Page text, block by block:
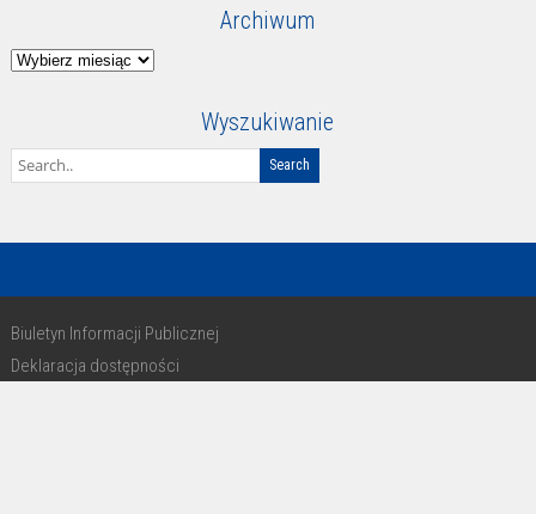
Archiwum
Archiwum
Wyszukiwanie
Biuletyn Informacji Publicznej
Deklaracja dostępności